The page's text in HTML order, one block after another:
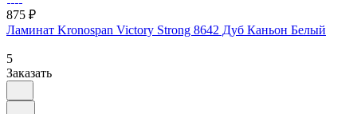
875 ₽
Ламинат Kronospan Victory Strong 8642 Дуб Каньон Белый
5
Заказать